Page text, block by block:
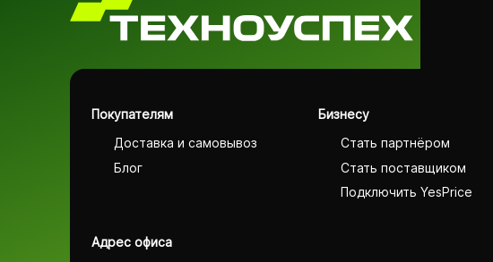
Покупателям
Доставка и самовывоз
Блог
Бизнесу
Стать партнёром
Стать поставщиком
Подключить YesPrice
Адрес офиса